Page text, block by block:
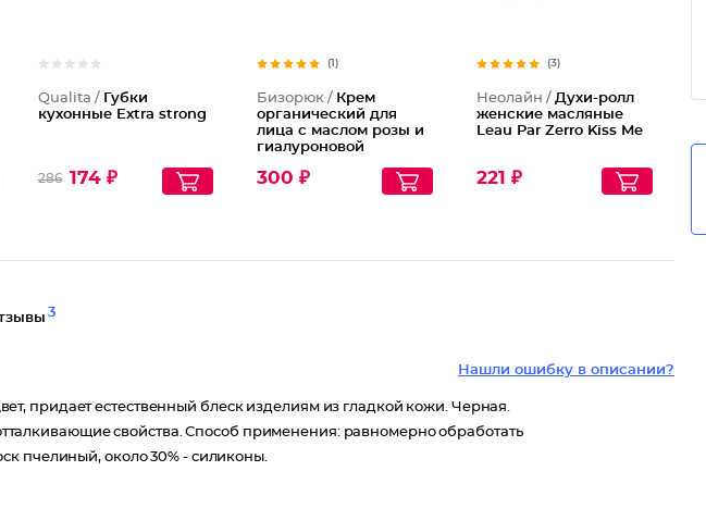
Qualita / Губки
кухонные Extra strong
286 174 ₽
(1)
Бизорюк / Крем
органический для
лица с маслом розы и
гиалуроновой
300 ₽
(3)
Неолайн /Духи-ролл
женские масляные
Leau Par Zerro Kiss Me
221 ₽
3
Нашли ошибку в описании?
придает естественный блеск изделиям из гладкой кожи. Черная.
свойства. Способ применения: равномерно обработать
пчелиный, около 30% - силиконы.